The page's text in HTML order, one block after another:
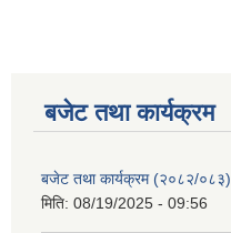
बजेट तथा कार्यक्रम
बजेट तथा कार्यक्रम (२०८२/०८३)
मिति: 08/19/2025 - 09:56